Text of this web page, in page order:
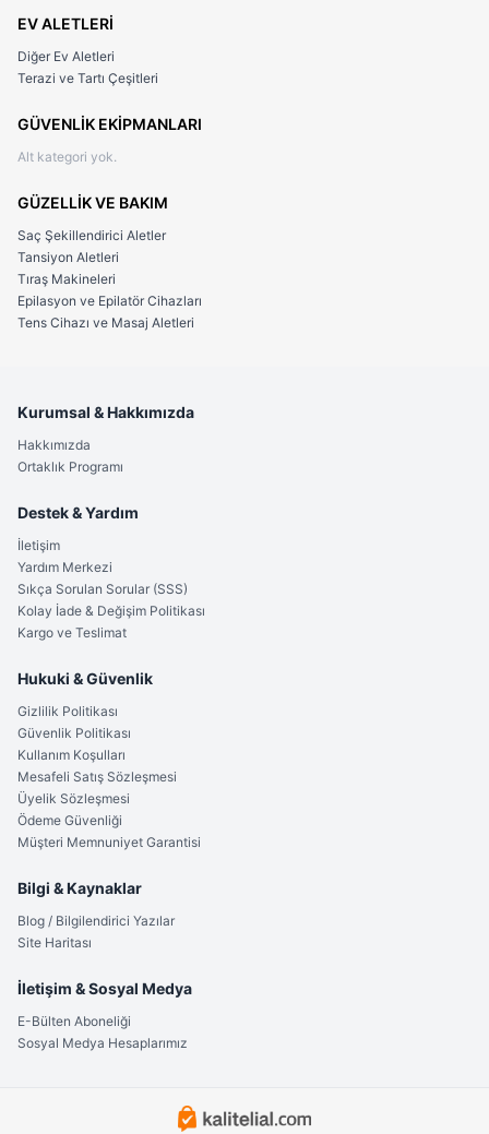
EV ALETLERİ
Diğer Ev Aletleri
Terazi ve Tartı Çeşitleri
GÜVENLİK EKİPMANLARI
Alt kategori yok.
GÜZELLİK VE BAKIM
Saç Şekillendirici Aletler
Tansiyon Aletleri
Tıraş Makineleri
Epilasyon ve Epilatör Cihazları
Tens Cihazı ve Masaj Aletleri
Kurumsal & Hakkımızda
Hakkımızda
Ortaklık Programı
Destek & Yardım
İletişim
Yardım Merkezi
Sıkça Sorulan Sorular (SSS)
Kolay İade & Değişim Politikası
Kargo ve Teslimat
Hukuki & Güvenlik
Gizlilik Politikası
Güvenlik Politikası
Kullanım Koşulları
Mesafeli Satış Sözleşmesi
Üyelik Sözleşmesi
Ödeme Güvenliği
Müşteri Memnuniyet Garantisi
Bilgi & Kaynaklar
Blog / Bilgilendirici Yazılar
Site Haritası
İletişim & Sosyal Medya
E-Bülten Aboneliği
Sosyal Medya Hesaplarımız